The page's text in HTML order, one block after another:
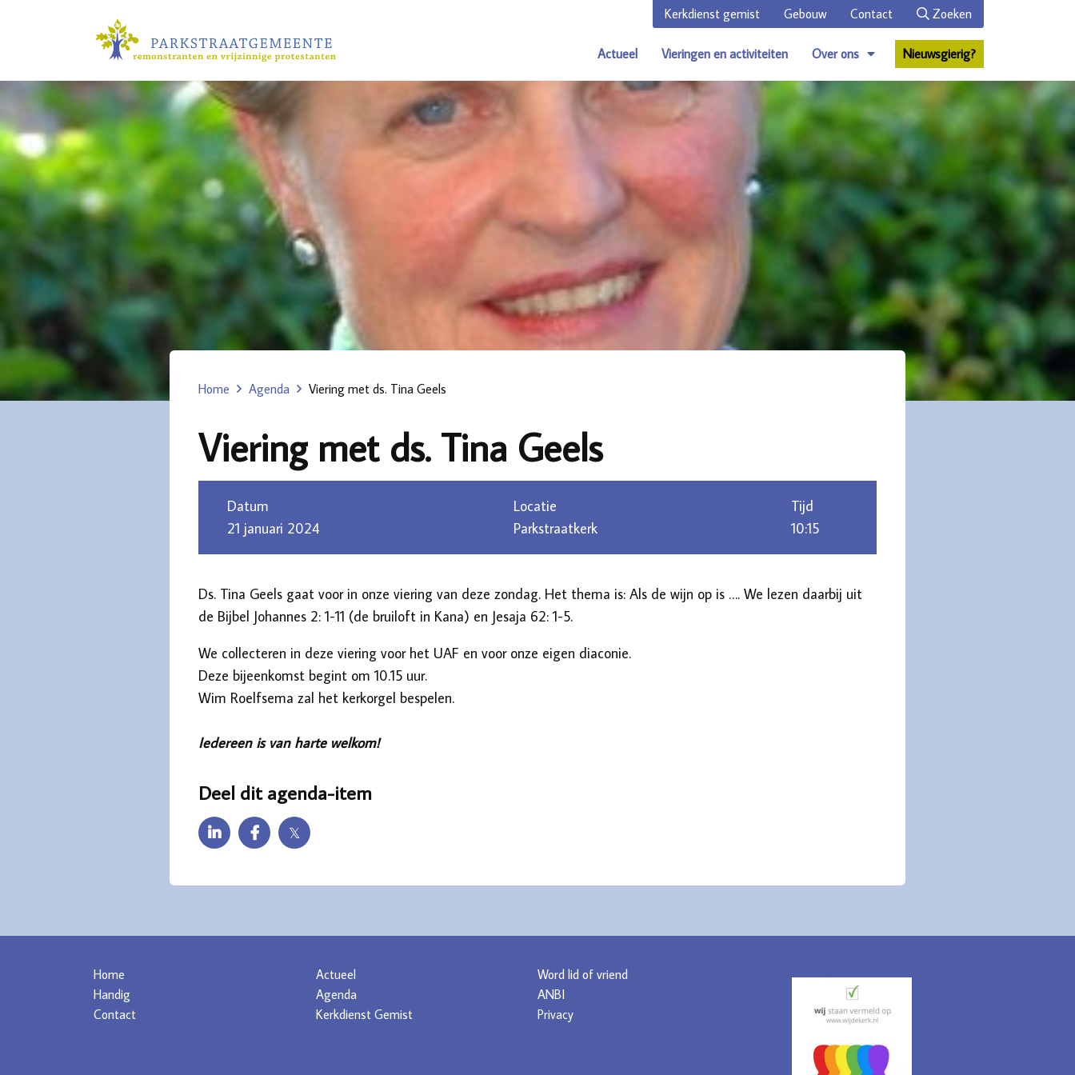
Kerkdienst gemist Gebouw Contact Zoeken
Actueel Vieringen en activiteiten Over ons Nieuwsgierig?
Home Agenda Viering met ds. Tina Geels
Viering met ds. Tina Geels
Datum
21 januari 2024
Locatie
Parkstraatkerk
Tijd
10:15
Ds. Tina Geels gaat voor in onze viering van deze zondag. Het thema is: Als de wijn op is …. We lezen daarbij uit
de Bijbel Johannes 2: 1-11 (de bruiloft in Kana) en Jesaja 62: 1-5.
We collecteren in deze viering voor het UAF en voor onze eigen diaconie.
Deze bijeenkomst begint om 10.15 uur.
Wim Roelfsema zal het kerkorgel bespelen.
Iedereen is van harte welkom!
Deel dit agenda-item
𝕏
Home
Handig
Contact
Actueel
Agenda
Kerkdienst Gemist
Word lid of vriend
ANBI
Privacy